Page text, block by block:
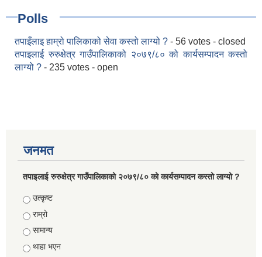
Polls
तपाइँलाइ हाम्रो पालिकाको सेवा कस्तो लाग्यो ? - 56 votes - closed
तपाइलाई रुरुक्षेत्र गाउँपालिकाको २०७९/८० को कार्यसम्पादन कस्तो
लाग्यो ? - 235 votes - open
जनमत
तपाइलाई रुरुक्षेत्र गाउँपालिकाको २०७९/८० को कार्यसम्पादन कस्तो लाग्यो ?
Choices
उत्कृष्ट
राम्रो
सामान्य
थाहा भएन